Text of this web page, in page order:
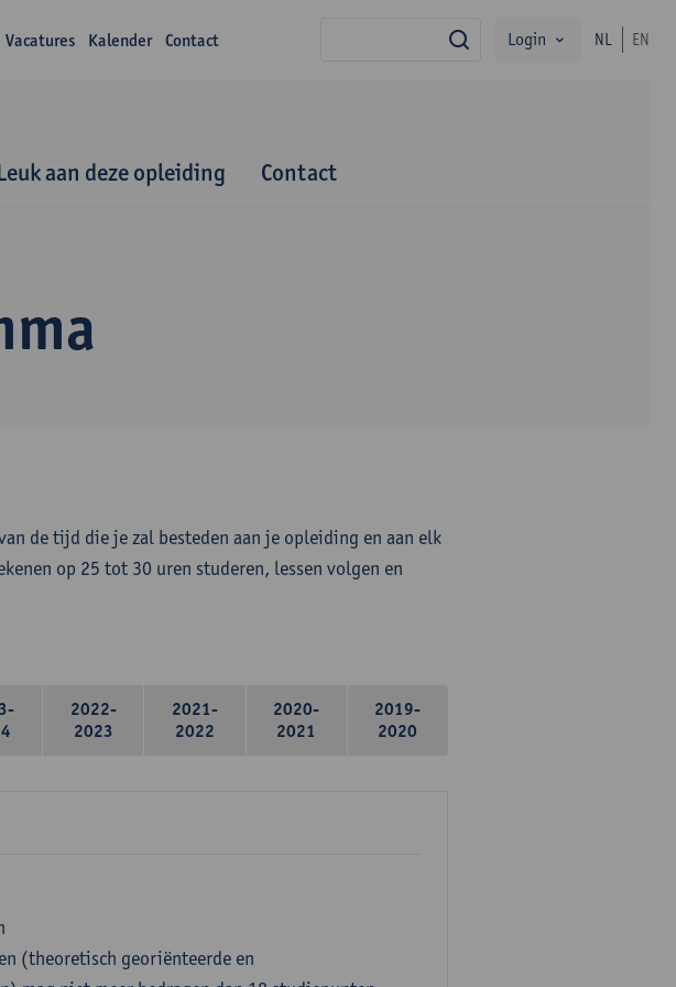
Vacatures Kalender Contact zoekLogin NL EN
aan deze opleiding Contact
de tijd die je zal besteden aan je opleiding en aan elk
op 25 tot 30 uren studeren, lessen volgen en
2022-
2023
2021-
2022
2020-
2021
2019-
2020
(theoretisch georiënteerde en